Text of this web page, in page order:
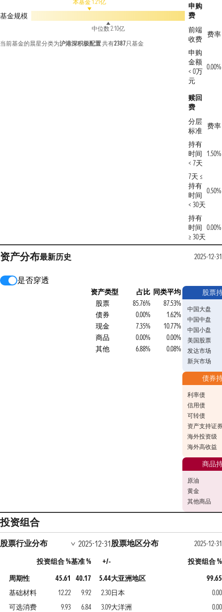
基金规模
本基金 1.21亿
中位数 2.10亿
当前基金的晨星分类为沪港深积极配置共有2387只基金
申购
费
前端
收费
费率
申购
金额
< 0万
元
0.00%
赎回
费
分层
标准
费率
持有
时间
< 7天
1.50%
7天 ≤
持有
时间
< 30天
0.50%
持有
时间
≥ 30天
0.00%
资产分布最新历史 2025-12-31
是否穿透
资产类型 占比 同类平均
股票
85.76%
87.53%
债券
0.00%
1.62%
现金
7.35%
10.77%
商品
0.00%
0.00%
其他
6.88% 0.08%
股票
中国大盘
中国中盘
中国小盘
美国股票
发达市场
新兴市场
债券
利率债
信用债
可转债
资产支持证
海外投资级
海外高收益
商品
原油
黄金
其他商品
投资组合
股票行业分布 2025-12-31
投资组合 %基准 %
+/-
周期性
45.61 40.17
5.44
基础材料
12.22 9.92
2.30
可选消费
9.93 6.84
3.09
股票地区分布
2025-12-31
投资组合 %
大亚洲地区
99.65
日本
0.00
大洋洲
0.00